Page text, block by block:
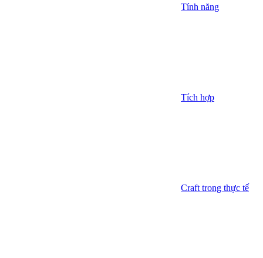
Tính năng
Tích hợp
Craft trong thực tế